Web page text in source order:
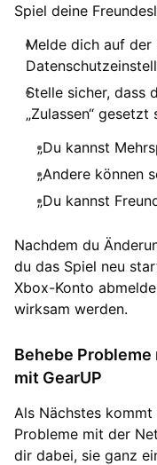
Spiel deine
Melde dich auf
Stelle sicher, dass
„Zulassen“ gesetzt
„Du kannst
„Andere können
„Du kannst
Nachdem du
du das Spiel neu
Xbox-Konto
wirksam werden.
Behebe
mit GearUP
Als Nächstes
Probleme mit der
dir dabei, sie ganz